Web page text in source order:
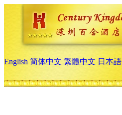
English 简体中文 繁體中文 日本語